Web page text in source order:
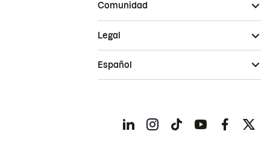
Comunidad
Legal
Español